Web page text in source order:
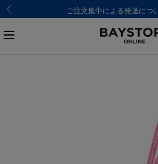
ご注文集中による発送につ